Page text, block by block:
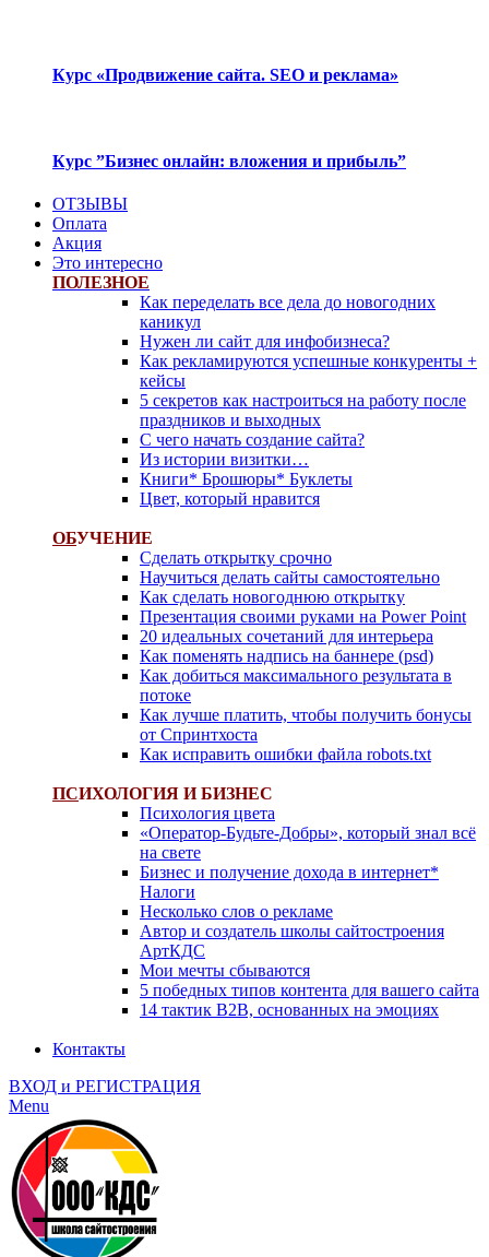
Курс «Продвижение сайта. SEO и реклама»
Курс ”Бизнес онлайн: вложения и прибыль”
ОТЗЫВЫ
Оплата
Акция
Это интересно
ПОЛЕЗНОЕ
Как переделать все дела до новогодних
каникул
Нужен ли сайт для инфобизнеса?
Как рекламируются успешные конкуренты +
кейсы
5 секретов как настроиться на работу после
праздников и выходных
С чего начать создание сайта?
Из истории визитки…
Книги* Брошюры* Буклеты
Цвет, который нравится
ОБУЧЕНИЕ
Сделать открытку срочно
Научиться делать сайты самостоятельно
Как сделать новогоднюю открытку
Презентация своими руками на Power Point
20 идеальных сочетаний для интерьера
Как поменять надпись на баннере (psd)
Как добиться максимального результата в
потоке
Как лучше платить, чтобы получить бонусы
от Спринтхоста
Как исправить ошибки файла robots.txt
ПСИХОЛОГИЯ И БИЗНЕС
Психология цвета
«Оператор-Будьте-Добры», который знал всё
на свете
Бизнес и получение дохода в интернет*
Налоги
Несколько слов о рекламе
Автор и создатель школы сайтостроения
АртКДС
Мои мечты сбываются
5 победных типов контента для вашего сайта
14 тактик B2B, основанных на эмоциях
Контакты
ВХОД и РЕГИСТРАЦИЯ
Menu